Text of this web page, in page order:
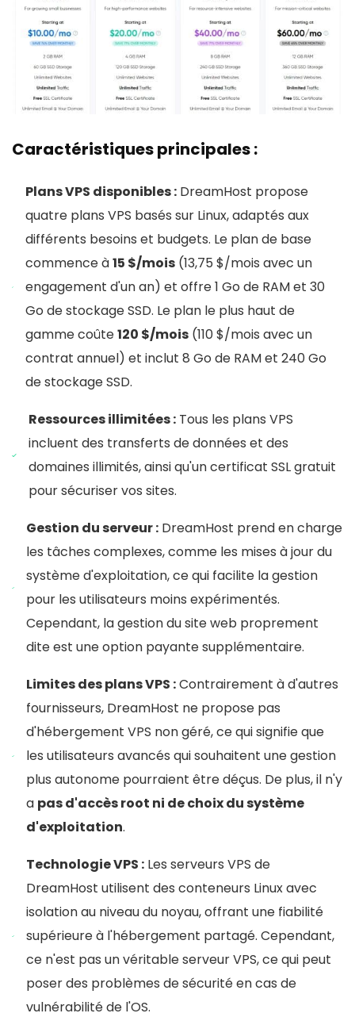
Caractéristiques principales :
Plans VPS disponibles : DreamHost propose
quatre plans VPS basés sur Linux, adaptés aux
différents besoins et budgets. Le plan de base
commence à15 $/mois (13,75 $/mois avec un
engagement d'un an) et offre 1 Go de RAM et 30
Go de stockage SSD. Le plan le plus haut de
gamme coûte120 $/mois (110 $/mois avec un
contrat annuel) et inclut 8 Go de RAM et 240 Go
de stockage SSD.
Ressources illimitées :Tous les plans VPS
incluent des transferts de données et des
domaines illimités, ainsi qu'un certificat SSL gratuit
pour sécuriser vos sites.
Gestion du serveur : DreamHost prend en charge
les tâches complexes, comme les mises à jour du
système d'exploitation, ce qui facilite la gestion
pour les utilisateurs moins expérimentés.
Cependant, la gestion du site web proprement
dite est une option payante supplémentaire.
Limites des plans VPS :Contrairement à d'autres
fournisseurs, DreamHost ne propose pas
d'hébergement VPS non géré, ce qui signifie que
les utilisateurs avancés qui souhaitent une gestion
plus autonome pourraient être déçus. De plus, il n'y
a pas d'accès root ni de choix du système
d'exploitation.
Technologie VPS : Les serveurs VPS de
DreamHost utilisent des conteneurs Linux avec
isolation au niveau du noyau, offrant une fiabilité
supérieure à l'hébergement partagé. Cependant,
ce n'est pas un véritable serveur VPS, ce qui peut
poser des problèmes de sécurité en cas de
vulnérabilité de l'OS.